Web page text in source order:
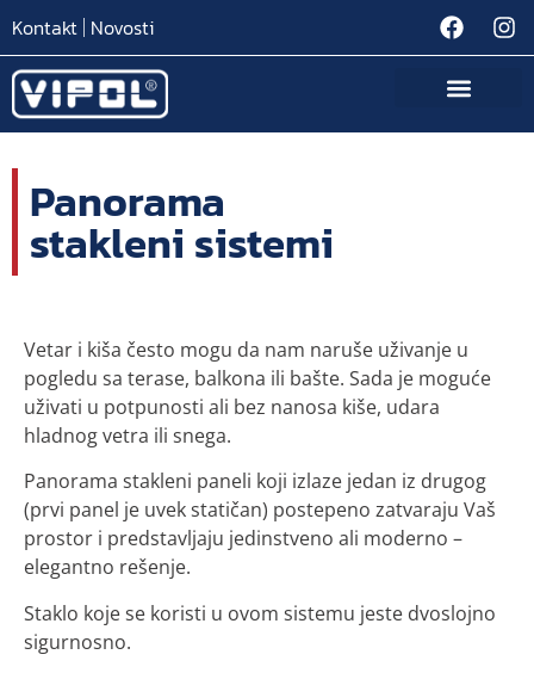
Kontakt Novosti
Panorama
stakleni sistemi
Vetar i kiša često mogu da nam naruše uživanje u
pogledu sa terase, balkona ili bašte. Sada je moguće
uživati u potpunosti ali bez nanosa kiše, udara
hladnog vetra ili snega.
Panorama stakleni paneli koji izlaze jedan iz drugog
(prvi panel je uvek statičan) postepeno zatvaraju Vaš
prostor i predstavljaju jedinstveno ali moderno –
elegantno rešenje.
Staklo koje se koristi u ovom sistemu jeste dvoslojno
sigurnosno.